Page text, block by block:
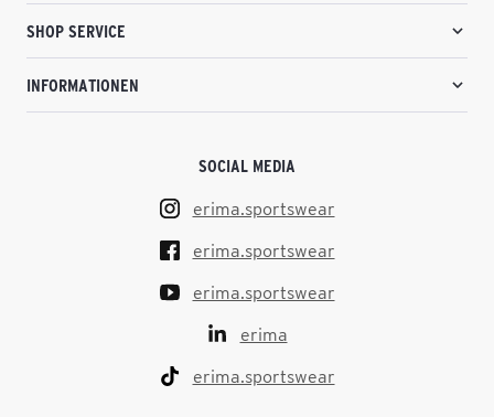
SHOP SERVICE
INFORMATIONEN
SOCIAL MEDIA
erima.sportswear
erima.sportswear
erima.sportswear
erima
erima.sportswear